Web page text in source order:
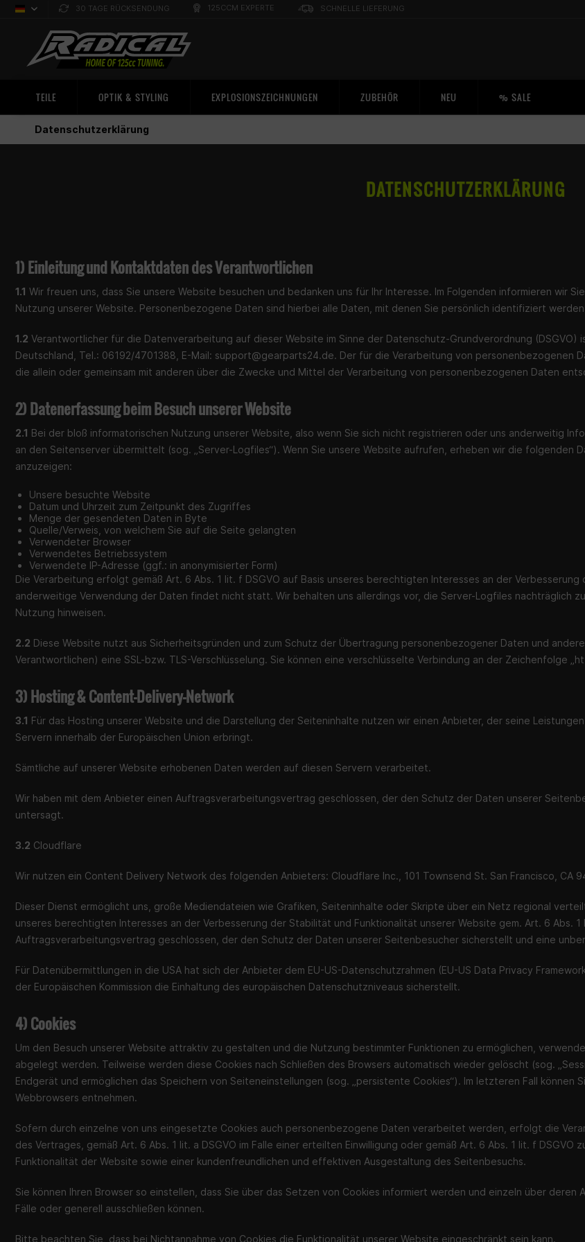
Deutsch
30 TAGE RÜCKSENDUNG 125CCM EXPERTE SCHNELLE LIEFERUNG
TEILE OPTIK & STYLING EXPLOSIONSZEICHNUNGEN ZUBEHÖR NEU % SALE
Datenschutzerklärung
DATENSCHUTZERKLÄRUNG
1) Einleitung und Kontaktdaten des Verantwortlichen
1.1 Wir freuen uns, dass Sie unsere Website besuchen und bedanken uns für Ihr Interesse. Im Folgenden informieren wir
Nutzung unserer Website. Personenbezogene Daten sind hierbei alle Daten, mit denen Sie persönlich identifiziert
1.2 Verantwortlicher für die Datenverarbeitung auf dieser Website im Sinne der Datenschutz-Grundverordnung (DSGVO)
Deutschland, Tel.: 06192/4701388, E-Mail: support@gearparts24.de. Der für die Verarbeitung von personenbezogenen
die allein oder gemeinsam mit anderen über die Zwecke und Mittel der Verarbeitung von personenbezogenen Daten
2) Datenerfassung beim Besuch unserer Website
2.1 Bei der bloß informatorischen Nutzung unserer Website, also wenn Sie sich nicht registrieren oder uns anderweitig
an den Seitenserver übermittelt (sog. „Server-Logfiles“). Wenn Sie unsere Website aufrufen, erheben wir die folgenden
anzuzeigen:
Unsere besuchte Website
Datum und Uhrzeit zum Zeitpunkt des Zugriffes
Menge der gesendeten Daten in Byte
Quelle/Verweis, von welchem Sie auf die Seite gelangten
Verwendeter Browser
Verwendetes Betriebssystem
Verwendete IP-Adresse (ggf.: in anonymisierter Form)
Die Verarbeitung erfolgt gemäß Art. 6 Abs. 1 lit. f DSGVO auf Basis unseres berechtigten Interesses an der
anderweitige Verwendung der Daten findet nicht statt. Wir behalten uns allerdings vor, die Server-Logfiles nachträglich
Nutzung hinweisen.
2.2 Diese Website nutzt aus Sicherheitsgründen und zum Schutz der Übertragung personenbezogener Daten und
Verantwortlichen) eine SSL-bzw. TLS-Verschlüsselung. Sie können eine verschlüsselte Verbindung an der Zeichenfolge
3) Hosting & Content-Delivery-Network
3.1 Für das Hosting unserer Website und die Darstellung der Seiteninhalte nutzen wir einen Anbieter, der seine
Servern innerhalb der Europäischen Union erbringt.
Sämtliche auf unserer Website erhobenen Daten werden auf diesen Servern verarbeitet.
Wir haben mit dem Anbieter einen Auftragsverarbeitungsvertrag geschlossen, der den Schutz der Daten unserer
untersagt.
3.2 Cloudflare
Wir nutzen ein Content Delivery Network des folgenden Anbieters: Cloudflare Inc., 101 Townsend St. San Francisco, CA
Dieser Dienst ermöglicht uns, große Mediendateien wie Grafiken, Seiteninhalte oder Skripte über ein Netz regional
unseres berechtigten Interesses an der Verbesserung der Stabilität und Funktionalität unserer Website gem. Art. 6 Abs. 1
Auftragsverarbeitungsvertrag geschlossen, der den Schutz der Daten unserer Seitenbesucher sicherstellt und eine
Für Datenübermittlungen in die USA hat sich der Anbieter dem EU-US-Datenschutzrahmen (EU-US Data Privacy
der Europäischen Kommission die Einhaltung des europäischen Datenschutzniveaus sicherstellt.
4) Cookies
Um den Besuch unserer Website attraktiv zu gestalten und die Nutzung bestimmter Funktionen zu ermöglichen,
abgelegt werden. Teilweise werden diese Cookies nach Schließen des Browsers automatisch wieder gelöscht (sog.
Endgerät und ermöglichen das Speichern von Seiteneinstellungen (sog. „persistente Cookies“). Im letzteren Fall können
Webbrowsers entnehmen.
Sofern durch einzelne von uns eingesetzte Cookies auch personenbezogene Daten verarbeitet werden, erfolgt die
des Vertrages, gemäß Art. 6 Abs. 1 lit. a DSGVO im Falle einer erteilten Einwilligung oder gemäß Art. 6 Abs. 1 lit. f
Funktionalität der Website sowie einer kundenfreundlichen und effektiven Ausgestaltung des Seitenbesuchs.
Sie können Ihren Browser so einstellen, dass Sie über das Setzen von Cookies informiert werden und einzeln über
Fälle oder generell ausschließen können.
Bitte beachten Sie, dass bei Nichtannahme von Cookies die Funktionalität unserer Website eingeschränkt sein kann.